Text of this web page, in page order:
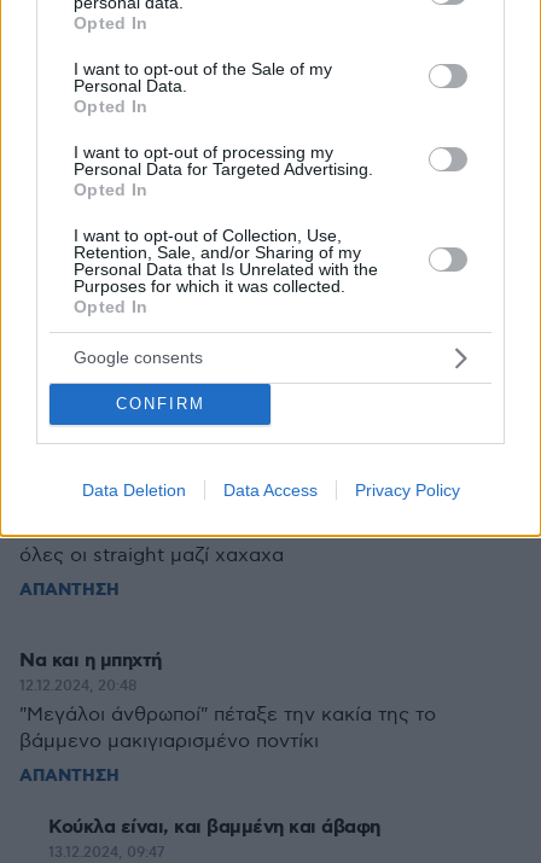
grant or deny consent to Google and its third-party tags to
use your data for below specified purposes in below Google
consent section.
Opted In
I want to opt-out of the Sale of my
Personal Data.
Opted In
I want to opt-out of processing my
Personal Data for Targeted Advertising.
Opted In
I want to opt-out of Collection, Use,
Retention, Sale, and/or Sharing of my
Personal Data that Is Unrelated with the
Purposes for which it was collected.
Opted In
Google consents
CONFIRM
Data Deletion Data Access Privacy Policy
ΣΧΟΛΙΑ(12)
ΠΡΟΣΘΗΚΗ ΣΧΟΛΙΟΥ
Αντίδια μάντολες
13.12.2024, 13:02
ΑΠΑΝΤΗΣΗ
Σε αυτή τη φωτογραφία μου δημιουργείται
μια ακατανίκητη επιθυμία να της Χ /// ύσω το
προσωπάκι.
ΑΠΑΝΤΗΣΗ
Βαγγέλης
όλες οι straight μαζί χαχαχα
ΑΠΑΝΤΗΣΗ
Να και η μπηχτή
12.12.2024, 20:48
"Μεγάλοι άνθρωποί" πέταξε την κακία της το
βάμμενο μακιγιαρισμένο ποντίκι
ΑΠΑΝΤΗΣΗ
Κούκλα είναι, και βαμμένη και άβαφη
13.12.2024, 09:47